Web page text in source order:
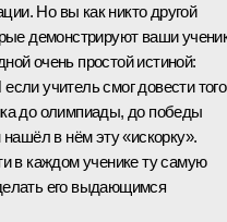
Но вы как никто другой
демонстрируют ваши
очень простой истиной:
учитель смог довести того
до олимпиады, до победы
нашёл в нём эту «искорку».
в каждом ученике ту самую
его выдающимся